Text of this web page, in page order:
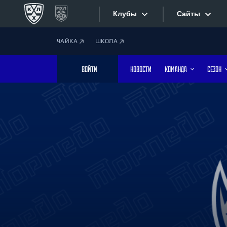
Клубы
Дивизион Боброва
Лада
Сайты
Текстовые
Фотобанк
ЧАЙКА ШКОЛА
ВОЙТИ НОВОСТИ КОМАНДА СЕЗОН